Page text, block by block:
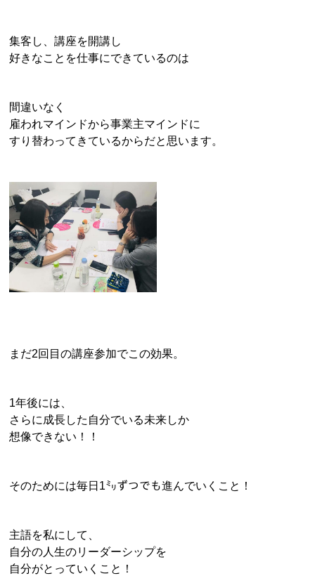
集客し、講座を開講し
好きなことを仕事にできているのは
間違いなく
雇われマインドから事業主マインドに
すり替わってきているからだと思います。
まだ2回目の講座参加でこの効果。
1年後には、
さらに成長した自分でいる未来しか
想像できない！！
そのためには毎日1㍉ずつでも進んでいくこと！
主語を私にして、
自分の人生のリーダーシップを
自分がとっていくこと！